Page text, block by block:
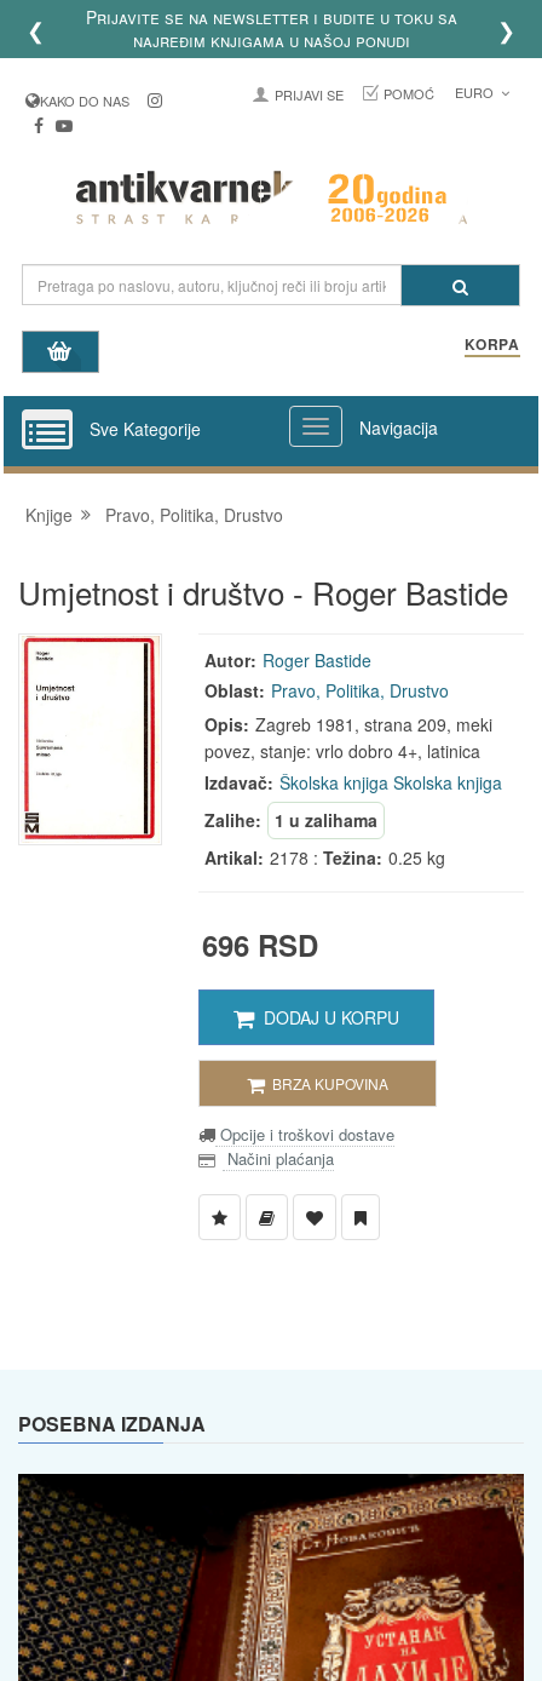
❮
Prijavite se na newsletter i budite u toku sa
najređim knjigama u našoj ponudi
❯
KAKO DO NAS PRIJAVI SE POMOĆ EURO
KORPA
Sve Kategorije Navigacija
Knjige Pravo, Politika, Drustvo
Umjetnost i društvo - Roger Bastide
Autor: Roger Bastide
Oblast: Pravo, Politika, Drustvo
Opis: Zagreb 1981, strana 209, meki
povez, stanje: vrlo dobro 4+, latinica
Izdavač: Školska knjiga Skolska knjiga
Zalihe:
1 u zalihama
Artikal: 2178 :Težina: 0.25 kg
696 RSD
DODAJ U KORPU
BRZA KUPOVINA
Opcije i troškovi dostave
Načini plaćanja
POSEBNA IZDANJA